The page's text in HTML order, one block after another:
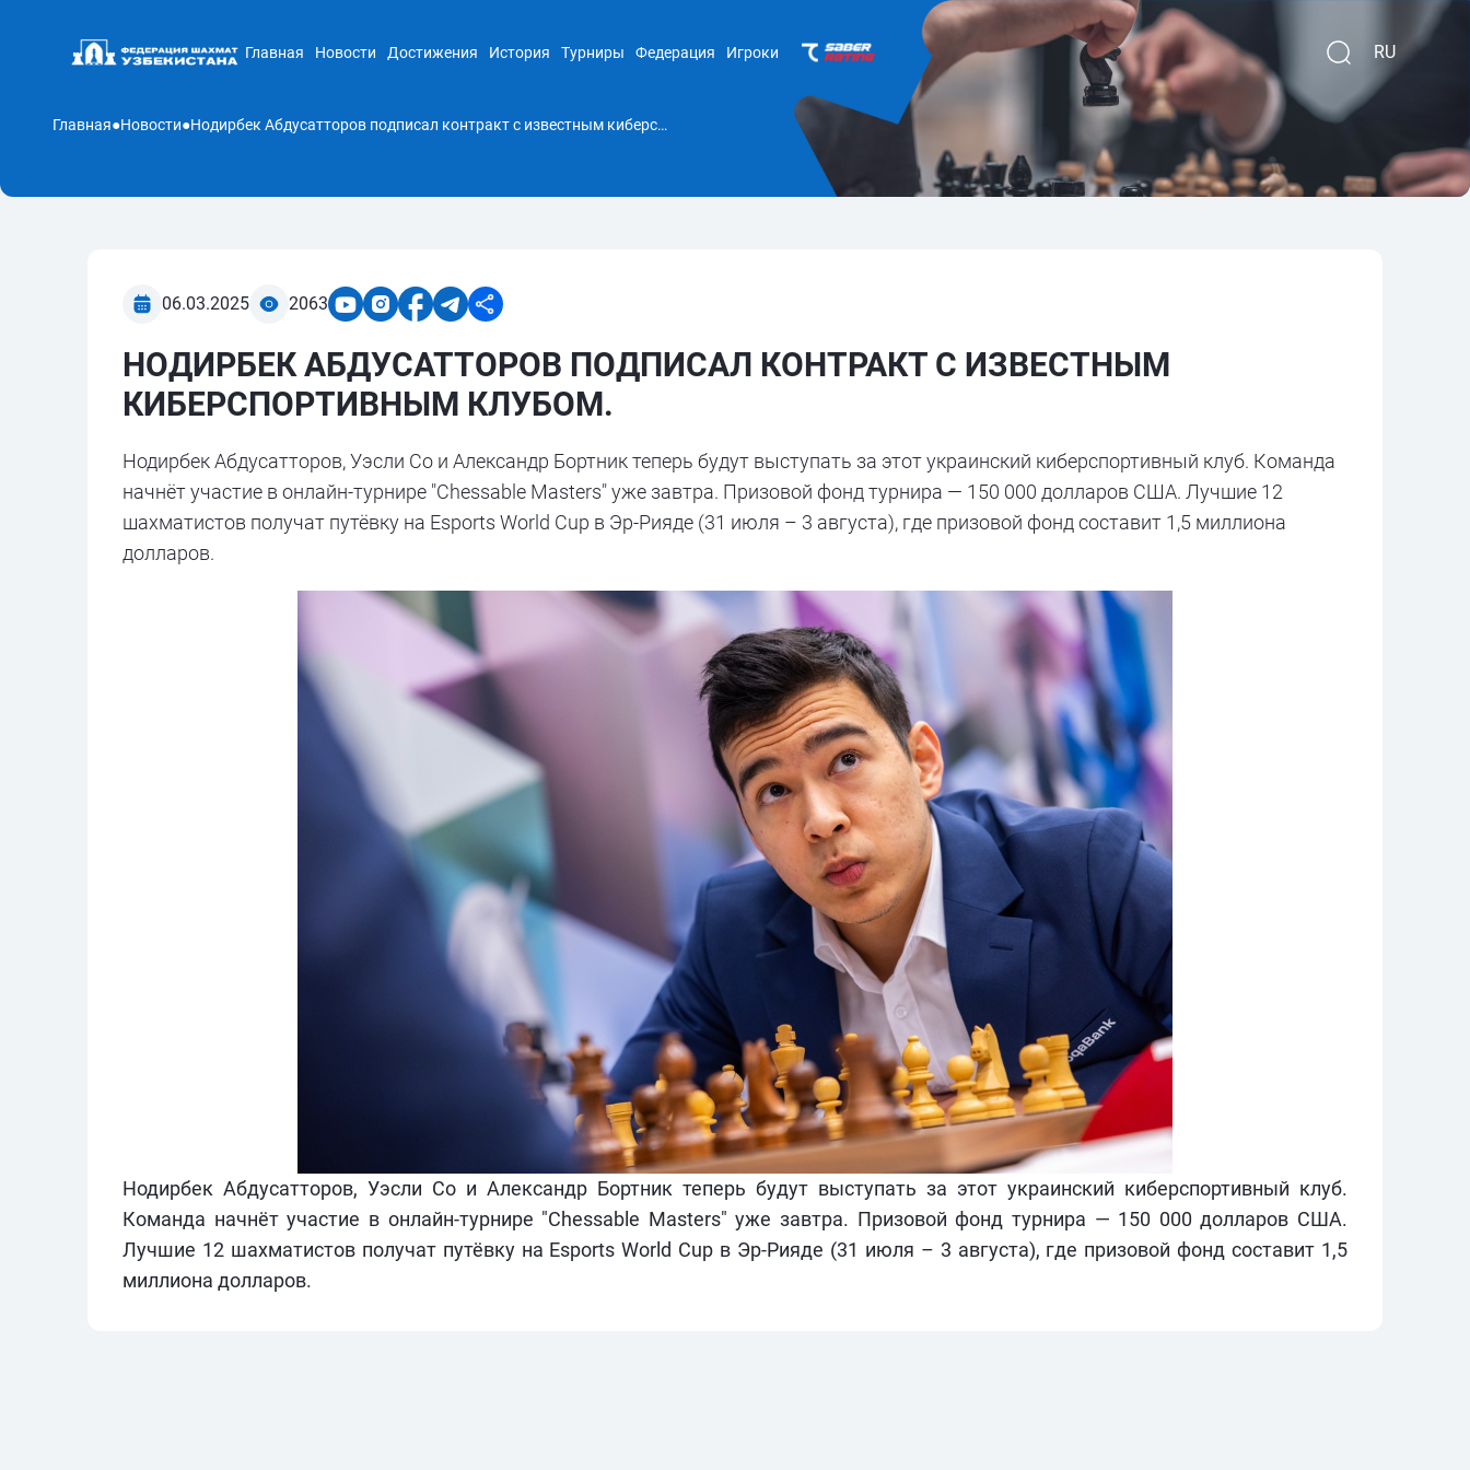
Главная Новости Достижения История Турниры Федерация Игроки RU
Главная●Новости● Нодирбек Абдусатторов подписал контракт с известным киберспортивным клубом.
06.03.2025 2063
НОДИРБЕК АБДУСАТТОРОВ ПОДПИСАЛ КОНТРАКТ С ИЗВЕСТНЫМ
КИБЕРСПОРТИВНЫМ КЛУБОМ.
Нодирбек Абдусатторов, Уэсли Со и Александр Бортник теперь будут выступать за этот украинский киберспортивный клуб. Команда
начнёт участие в онлайн-турнире "Chessable Masters" уже завтра. Призовой фонд турнира — 150 000 долларов США. Лучшие 12
шахматистов получат путёвку на Esports World Cup в Эр-Рияде (31 июля – 3 августа), где призовой фонд составит 1,5 миллиона
долларов.
Нодирбек Абдусатторов, Уэсли Со и Александр Бортник теперь будут выступать за этот украинский киберспортивный клуб.
Команда начнёт участие в онлайн-турнире "Chessable Masters" уже завтра. Призовой фонд турнира — 150 000 долларов США.
Лучшие 12 шахматистов получат путёвку на Esports World Cup в Эр-Рияде (31 июля – 3 августа), где призовой фонд составит 1,5
миллиона долларов.